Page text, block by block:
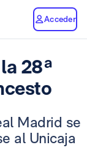
Acceder
28ª
Madrid se
al Unicaja